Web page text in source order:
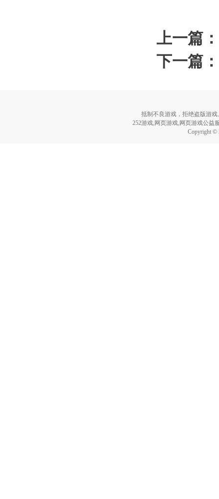
上一篇：
下一篇：
抵制不良游戏，拒绝盗版游
252游戏,网页游戏,网页游戏公益
Copyright ©